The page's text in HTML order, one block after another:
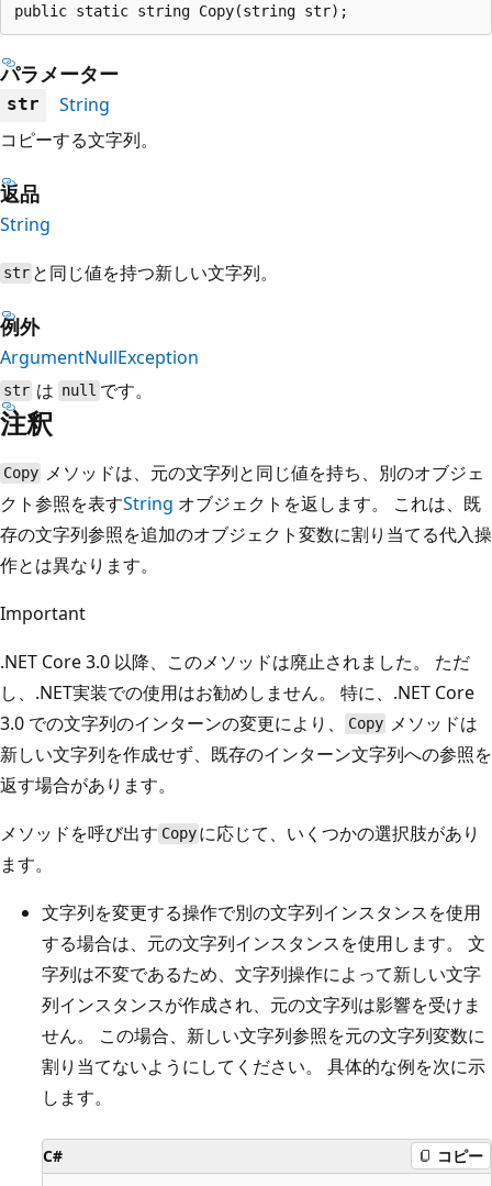
public static string Copy(string str);
パラメーター
str
String
コピーする文字列。
返品
String
str と同じ値を持つ新しい文字列。
例外
ArgumentNullException
str は null です。
注釈
Copy メソッドは、元の文字列と同じ値を持ち、別のオブジェ
クト参照を表すString オブジェクトを返します。 これは、既
存の文字列参照を追加のオブジェクト変数に割り当てる代入操
作とは異なります。
Important
.NET Core 3.0 以降、このメソッドは廃止されました。 ただ
し、.NET実装での使用はお勧めしません。 特に、.NET Core
3.0 での文字列のインターンの変更により、
Copy メソッドは
新しい文字列を作成せず、既存のインターン文字列への参照を
返す場合があります。
メソッドを呼び出す Copy に応じて、いくつかの選択肢があり
ます。
文字列を変更する操作で別の文字列インスタンスを使用
する場合は、元の文字列インスタンスを使用します。 文
字列は不変であるため、文字列操作によって新しい文字
列インスタンスが作成され、元の文字列は影響を受けま
せん。 この場合、新しい文字列参照を元の文字列変数に
割り当てないようにしてください。 具体的な例を次に示
します。
C# コピー